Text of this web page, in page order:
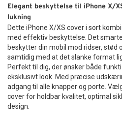
Elegant beskyttelse til iPhone X/
lukning
Dette iPhone X/XS cover i sort
med effektiv beskyttelse. Det
beskytter din mobil mod ridser, stød
samtidig med at det slanke format
Perfekt til dig, der ønsker både
eksklusivt look. Med præcise
adgang til alle knapper og porte.
cover for holdbar kvalitet, optimal
design.